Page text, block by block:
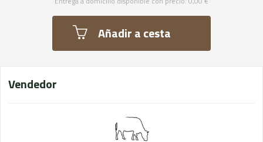
Añadir a cesta
Vendedor